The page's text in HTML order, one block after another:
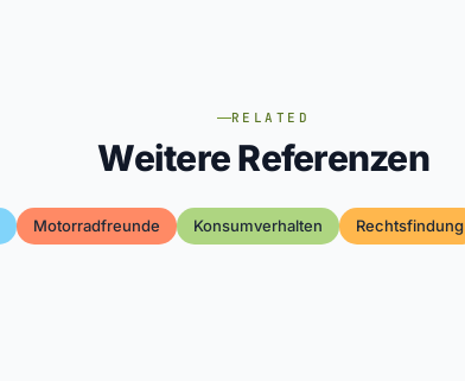
RELATED
Weitere Referenzen
Motorradfreunde Konsumverhalten Rechtsfindung